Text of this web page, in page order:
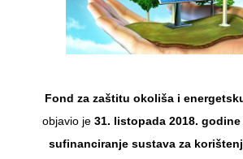
Fond za zaštitu okoliša i
objavio je 31. listopada 2018. godine
sufinanciranje sustava za